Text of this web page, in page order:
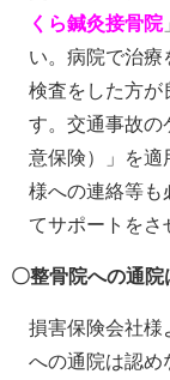
くら鍼灸接骨院
い。病院で治療
検査をした方が
す。交通事故の
意保険）」を適
様への連絡等も
てサポートをさ
〇整骨院への通院
損害保険会社様
への通院は認め